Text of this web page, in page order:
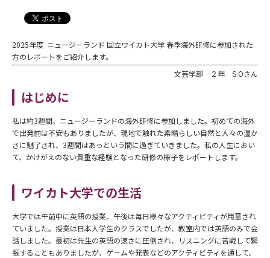
2025年度 ニュージーランド 国立ワイカト大学 春季海外研修に参加された
方のレポートをご紹介します。
文芸学部 ２年 S.Oさん
はじめに
私は約3週間、ニュージーランドの海外研修に参加しました。初めての海外
で出発前は不安もありましたが、現地で触れた素晴らしい自然と人々の温か
さに魅了され、3週間はあっという間に過ぎていきました。私の人生におい
て、かけがえのない貴重な経験となった研修の様子をレポートします。
ワイカト大学での生活
大学では午前中に英語の授業、午後は毎日様々なアクティビティが用意され
ていました。授業は日本人学生のクラスでしたが、教室内では英語のみで会
話しました。最初は先生の英語の速さに圧倒され、リスニングに苦戦して緊
張することもありましたが、ゲームや発表などのアクティビティを通して、